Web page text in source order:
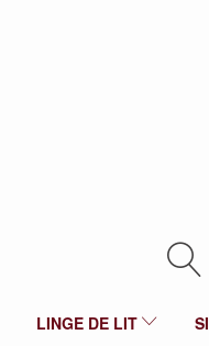
LINGE DE LIT